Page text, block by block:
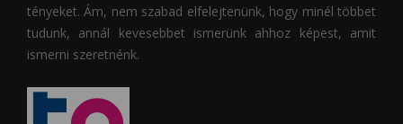
tényeket. Ám, nem szabad elfelejtenünk, hogy minél többet
tudunk, annál kevesebbet ismerünk ahhoz képest, amit
ismerni szeretnénk.